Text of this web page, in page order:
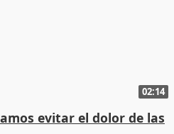
02:14
evitar el dolor de las